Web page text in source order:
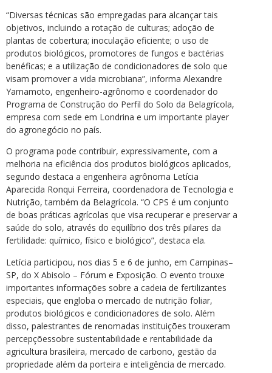
“Diversas técnicas são empregadas para alcançar tais
objetivos, incluindo a rotação de culturas; adoção de
plantas de cobertura; inoculação eficiente; o uso de
produtos biológicos, promotores de fungos e bactérias
benéficas; e a utilização de condicionadores de solo que
visam promover a vida microbiana”, informa Alexandre
Yamamoto, engenheiro-agrônomo e coordenador do
Programa de Construção do Perfil do Solo da Belagrícola,
empresa com sede em Londrina e um importante player
do agronegócio no país.
O programa pode contribuir, expressivamente, com a
melhoria na eficiência dos produtos biológicos aplicados,
segundo destaca a engenheira agrônoma Letícia
Aparecida Ronqui Ferreira, coordenadora de Tecnologia e
Nutrição, também da Belagrícola. “O CPS é um conjunto
de boas práticas agrícolas que visa recuperar e preservar a
saúde do solo, através do equilíbrio dos três pilares da
fertilidade: químico, físico e biológico”, destaca ela.
Letícia participou, nos dias 5 e 6 de junho, em Campinas–
SP, do X Abisolo – Fórum e Exposição. O evento trouxe
importantes informações sobre a cadeia de fertilizantes
especiais, que engloba o mercado de nutrição foliar,
produtos biológicos e condicionadores de solo. Além
disso, palestrantes de renomadas instituições trouxeram
percepçõessobre sustentabilidade e rentabilidade da
agricultura brasileira, mercado de carbono, gestão da
propriedade além da porteira e inteligência de mercado.